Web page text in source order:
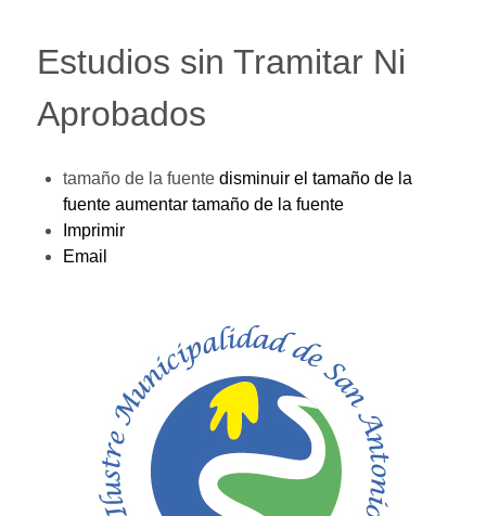
Estudios sin Tramitar Ni
Aprobados
tamaño de la fuente disminuir el tamaño de la
fuente aumentar tamaño de la fuente
Imprimir
Email